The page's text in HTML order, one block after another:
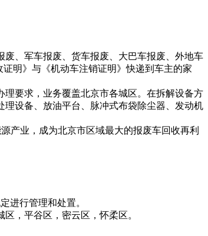
、军车报废、货车报废、大巴车报废、外地车
明》与《机动车注销证明》快递到车主的家
要求，业务覆盖北京市各城区。在拆解设备方
设备、放油平台、脉冲式布袋除尘器、发动机
业，成为北京市区域最大的报废车回收再利
进行管理和处置。
，平谷区，密云区，怀柔区。